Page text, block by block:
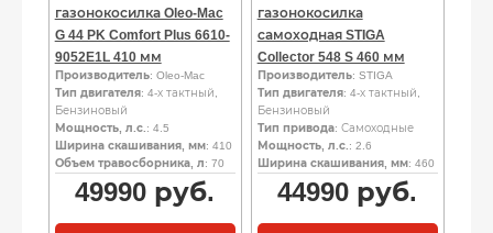
газонокосилка Oleo-Mac
G 44 PK Comfort Plus 6610-
9052E1L 410 мм
Производитель: Oleo-Mac
Тип двигателя: 4-х тактный,
Бензиновый
Мощность, л.с. : 4.5
Ширина скашивания, мм: 410
Объем травосборника, л: 70
49990 руб.
газонокосилка
самоходная STIGA
Collector 548 S 460 мм
Производитель: STIGA
Тип двигателя: 4-х тактный,
Бензиновый
Тип привода: Самоходные
Мощность, л.с. : 2.6
Ширина скашивания, мм: 460
44990 руб.